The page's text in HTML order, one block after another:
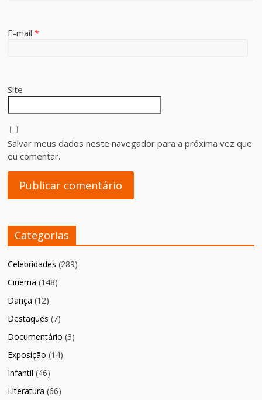
E-mail*
Site
Salvar meus dados neste navegador para a próxima vez que
eu comentar.
Categorias
Celebridades (289)
Cinema (148)
Dança (12)
Destaques (7)
Documentário (3)
Exposição (14)
Infantil (46)
Literatura (66)